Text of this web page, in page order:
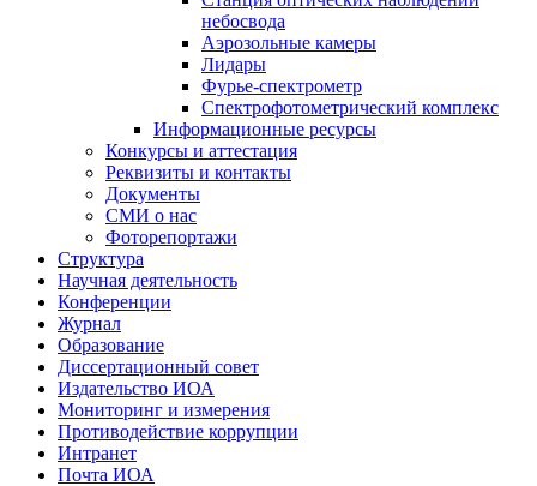
небосвода
Аэрозольные камеры
Лидары
Фурье-спектрометр
Спектрофотометрический комплекс
Информационные ресурсы
Конкурсы и аттестация
Реквизиты и контакты
Документы
СМИ о нас
Фоторепортажи
Структура
Научная деятельность
Конференции
Журнал
Образование
Диссертационный совет
Издательство ИОА
Мониторинг и измерения
Противодействие коррупции
Интранет
Почта ИОА